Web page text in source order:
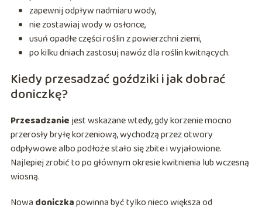
zapewnij odpływ nadmiaru wody,
nie zostawiaj wody w osłonce,
usuń opadłe części roślin z powierzchni ziemi,
po kilku dniach zastosuj nawóz dla roślin kwitnących.
Kiedy przesadzać goździki i jak dobrać
doniczkę?
Przesadzaniejest wskazane wtedy, gdy korzenie mocno
przerosły bryłę korzeniową, wychodzą przez otwory
odpływowe albo podłoże stało się zbite i wyjałowione.
Najlepiej zrobić to po głównym okresie kwitnienia lub wczesną
wiosną.
Nowa doniczkapowinna być tylko nieco większa od